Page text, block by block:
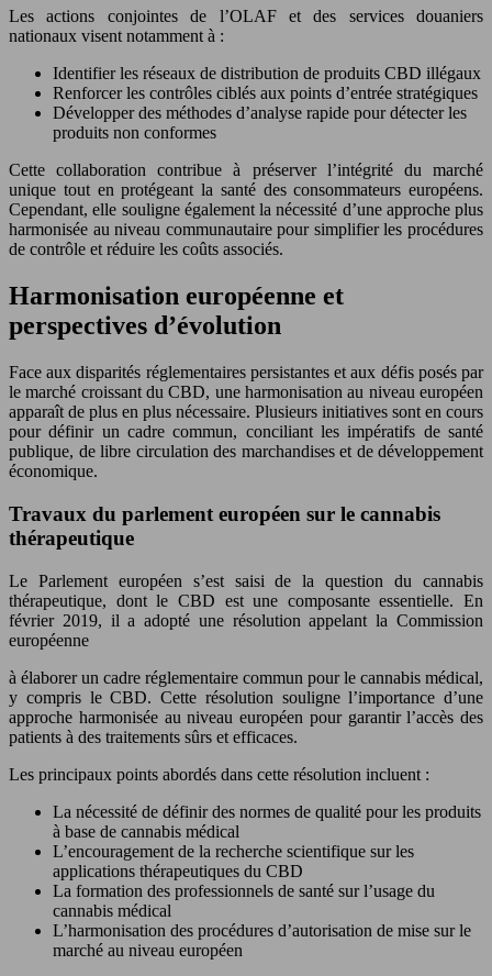
Les actions conjointes de l’OLAF et des services douaniers
nationaux visent notamment à :
Identifier les réseaux de distribution de produits CBD illégaux
Renforcer les contrôles ciblés aux points d’entrée stratégiques
Développer des méthodes d’analyse rapide pour détecter les
produits non conformes
Cette collaboration contribue à préserver l’intégrité du marché
unique tout en protégeant la santé des consommateurs européens.
Cependant, elle souligne également la nécessité d’une approche plus
harmonisée au niveau communautaire pour simplifier les procédures
de contrôle et réduire les coûts associés.
Harmonisation européenne et
perspectives d’évolution
Face aux disparités réglementaires persistantes et aux défis posés par
le marché croissant du CBD, une harmonisation au niveau européen
apparaît de plus en plus nécessaire. Plusieurs initiatives sont en cours
pour définir un cadre commun, conciliant les impératifs de santé
publique, de libre circulation des marchandises et de développement
économique.
Travaux du parlement européen sur le cannabis
thérapeutique
Le Parlement européen s’est saisi de la question du cannabis
thérapeutique, dont le CBD est une composante essentielle. En
février 2019, il a adopté une résolution appelant la Commission
européenne
à élaborer un cadre réglementaire commun pour le cannabis médical,
y compris le CBD. Cette résolution souligne l’importance d’une
approche harmonisée au niveau européen pour garantir l’accès des
patients à des traitements sûrs et efficaces.
Les principaux points abordés dans cette résolution incluent :
La nécessité de définir des normes de qualité pour les produits
à base de cannabis médical
L’encouragement de la recherche scientifique sur les
applications thérapeutiques du CBD
La formation des professionnels de santé sur l’usage du
cannabis médical
L’harmonisation des procédures d’autorisation de mise sur le
marché au niveau européen